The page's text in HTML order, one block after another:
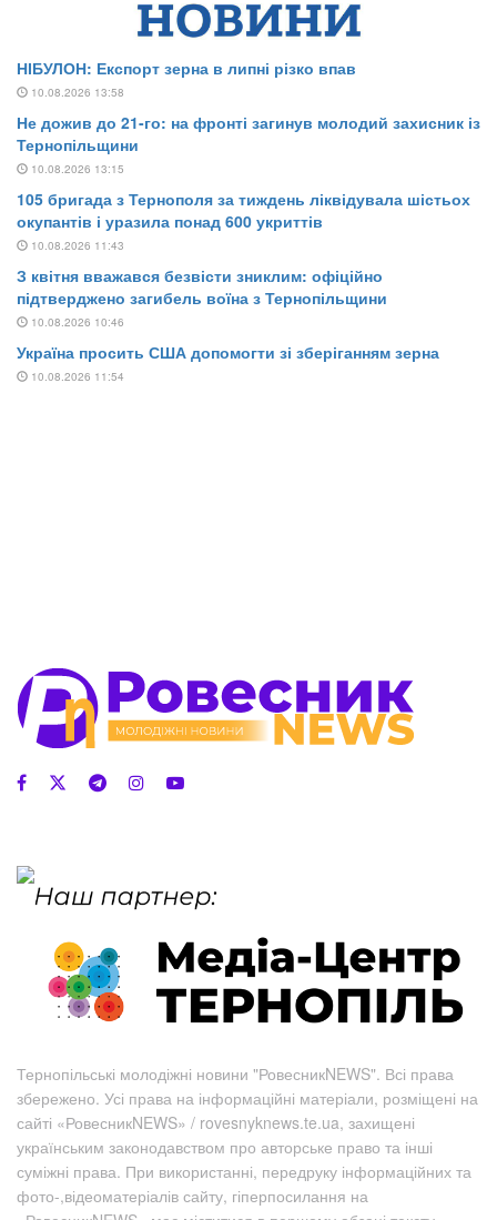
Тернопільські молодіжні новини "РовесникNEWS". Всі права
збережено. Усі права на інформаційні матеріали, розміщені на
сайті «РовесникNEWS» / rovesnyknews.te.ua, захищені
українським законодавством про авторське право та інші
суміжні права. При використанні, передруку інформаційних та
фото-,відеоматеріалів сайту, гіперпосилання на